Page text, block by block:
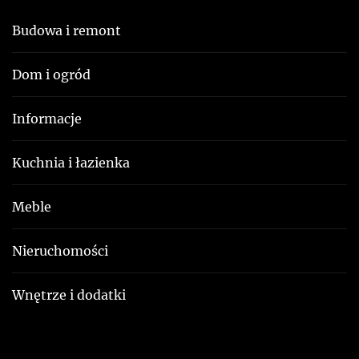
Budowa i remont
Dom i ogród
Informacje
Kuchnia i łazienka
Meble
Nieruchomości
Wnętrze i dodatki